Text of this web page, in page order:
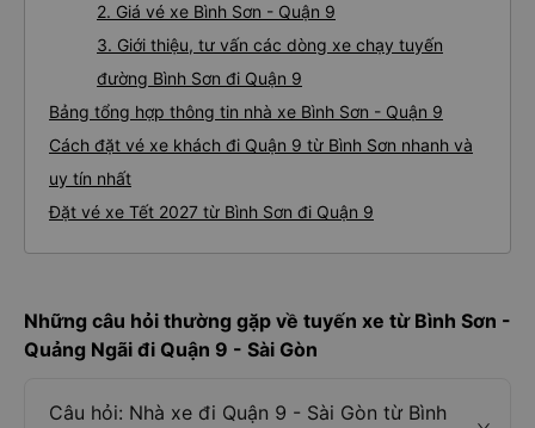
2. Giá vé xe Bình Sơn - Quận 9
3. Giới thiệu, tư vấn các dòng xe chạy tuyến
đường Bình Sơn đi Quận 9
Bảng tổng hợp thông tin nhà xe Bình Sơn - Quận 9
Cách đặt vé xe khách đi Quận 9 từ Bình Sơn nhanh và
uy tín nhất
Đặt vé xe Tết 2027 từ Bình Sơn đi Quận 9
Những câu hỏi thường gặp về tuyến xe từ Bình Sơn -
Quảng Ngãi đi Quận 9 - Sài Gòn
Câu hỏi: Nhà xe đi Quận 9 - Sài Gòn từ Bình